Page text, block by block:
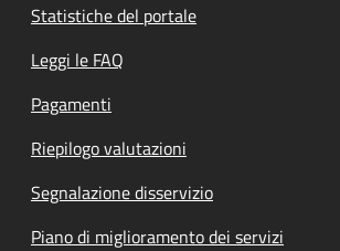
Statistiche del portale
Leggi le FAQ
Pagamenti
Riepilogo valutazioni
Segnalazione disservizio
Piano di miglioramento dei servizi